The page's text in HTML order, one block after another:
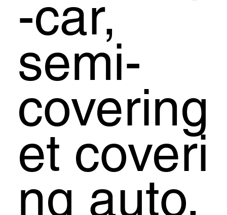
-car,
semi-
covering
et coveri
ng auto.